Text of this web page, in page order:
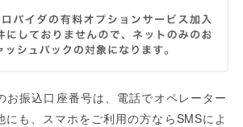
お振込口座番号は、電話でオペレーター
にも、スマホをご利用の方ならSMSによ